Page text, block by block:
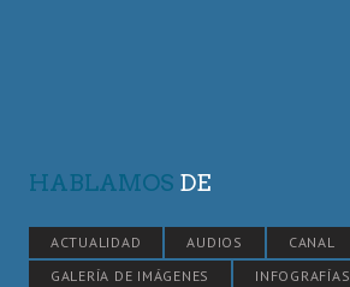
HABLAMOS DE
ACTUALIDAD AUDIOS
CANAL
GALERÍA DE IMÁGENES
INFOGRAFÍAS